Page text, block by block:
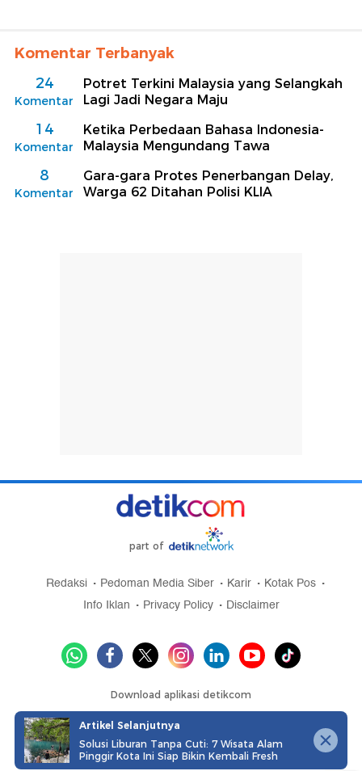
Komentar Terbanyak
24
Komentar
Potret Terkini Malaysia yang Selangkah
Lagi Jadi Negara Maju
14
Komentar
Ketika Perbedaan Bahasa Indonesia-
Malaysia Mengundang Tawa
8
Komentar
Gara-gara Protes Penerbangan Delay,
Warga 62 Ditahan Polisi KLIA
part of
Redaksi Pedoman Media Siber Karir
Kotak Pos
Info Iklan
Privacy Policy Disclaimer
Download aplikasi detikcom
Copyright @ 2026 detikcom, All right reserved
Artikel Selanjutnya
Solusi Liburan Tanpa Cuti: 7 Wisata Alam
Pinggir Kota Ini Siap Bikin Kembali Fresh